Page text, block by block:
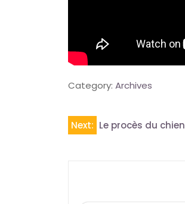
Category: Archives
Navigation
Next: Le procès du chien